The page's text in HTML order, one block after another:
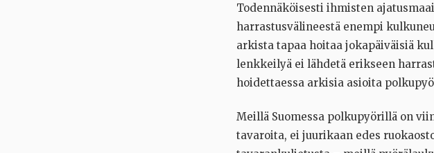
Todennäköisesti ihmisten
harrastusvälineestä enempi
arkista tapaa hoitaa jokapäiväisiä
lenkkeilyä ei lähdetä erikseen
hoidettaessa arkisia asioita
Meillä Suomessa polkupyörillä on
tavaroita, ei juurikaan edes